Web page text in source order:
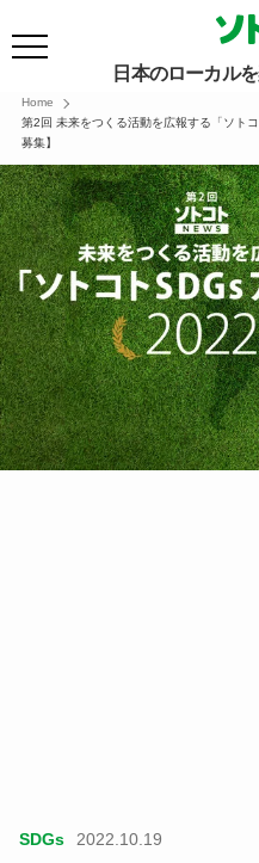
日本のローカル
Home
第2回 未来をつくる活動を広報する「ソト
募集】
SDGs 2022.10.19